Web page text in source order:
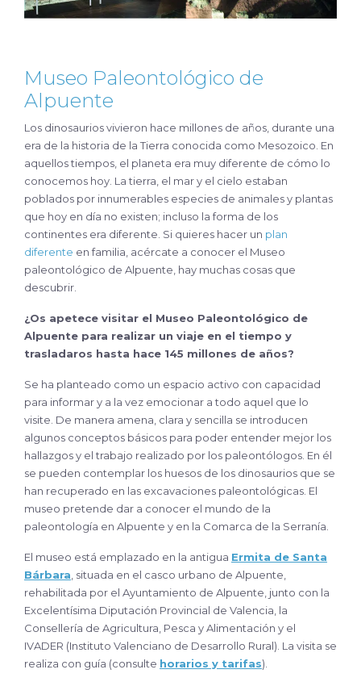
Museo Paleontológico de
Alpuente
Los dinosaurios vivieron hace millones de años, durante una
era de la historia de la Tierra conocida como Mesozoico. En
aquellos tiempos, el planeta era muy diferente de cómo lo
conocemos hoy. La tierra, el mar y el cielo estaban
poblados por innumerables especies de animales y plantas
que hoy en día no existen; incluso la forma de los
continentes era diferente. Si quieres hacer un plan
diferente en familia, acércate a conocer el Museo
paleontológico de Alpuente, hay muchas cosas que
descubrir.
¿Os apetece visitar el Museo Paleontológico de
Alpuente para realizar un viaje en el tiempo y
trasladaros hasta hace 145 millones de años?
Se ha planteado como un espacio activo con capacidad
para informar y a la vez emocionar a todo aquel que lo
visite. De manera amena, clara y sencilla se introducen
algunos conceptos básicos para poder entender mejor los
hallazgos y el trabajo realizado por los paleontólogos. En él
se pueden contemplar los huesos de los dinosaurios que se
han recuperado en las excavaciones paleontológicas. El
museo pretende dar a conocer el mundo de la
paleontología en Alpuente y en la Comarca de la Serranía.
El museo está emplazado en la antigua Ermita de Santa
Bárbara , situada en el casco urbano de Alpuente,
rehabilitada por el Ayuntamiento de Alpuente, junto con la
Excelentísima Diputación Provincial de Valencia, la
Consellería de Agricultura, Pesca y Alimentación y el
IVADER (Instituto Valenciano de Desarrollo Rural). La visita se
realiza con guía (consulte horarios y tarifas).